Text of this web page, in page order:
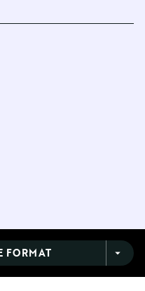
FORMAT arrow_drop_down